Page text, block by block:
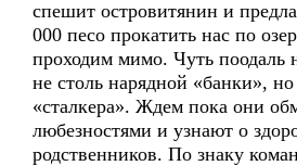
спешит островитянин и
000 песо прокатить нас по
проходим мимо. Чуть поодаль
не столь нарядной «банки»,
«сталкера». Ждем пока они
любезностями и узнают о
родственников. По знаку